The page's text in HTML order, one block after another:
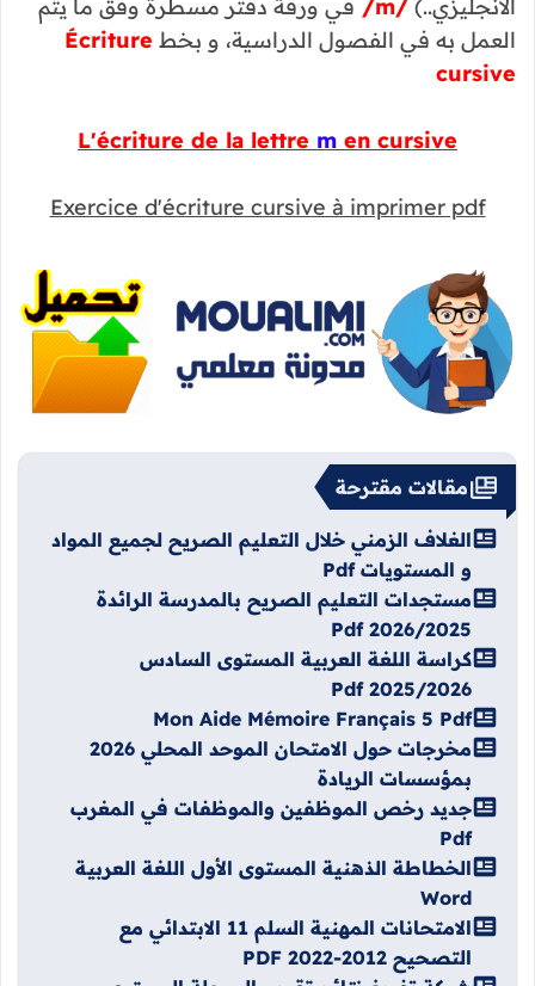
الانجليزي..) /m/
في ورقة دفتر مسطرة وفق ما يتم
العمل به في الفصول الدراسية، و بخط Écriture
cursive
L'écriture de la lettre m en cursive
Exercice d'écriture cursive à imprimer pdf
مقالات مقترحة
الغلاف الزمني خلال التعليم الصريح لجميع المواد
و المستويات Pdf
مستجدات التعليم الصريح بالمدرسة الرائدة
2026/2025 Pdf
كراسة اللغة العربية المستوى السادس
2025/2026 Pdf
Mon Aide Mémoire Français 5 Pdf
مخرجات حول الامتحان الموحد المحلي 2026
بمؤسسات الريادة
جديد رخص الموظفين والموظفات في المغرب
Pdf
الخطاطة الذهنية المستوى الأول اللغة العربية
Word
الامتحانات المهنية السلم 11 الابتدائي مع
التصحيح 2012-2022 PDF